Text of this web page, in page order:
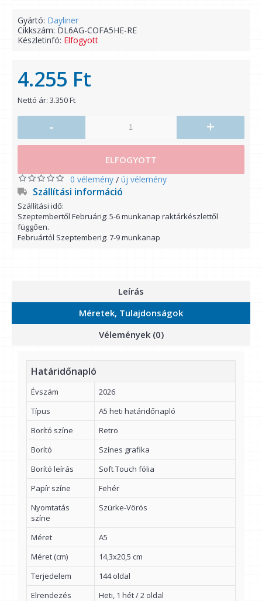
Gyártó: Dayliner
Cikkszám: DL6AG-COFA5HE-RE
Készletinfó: Elfogyott
4.255 Ft
Nettó ár: 3.350 Ft
- +
ELFOGYOTT
0 vélemény / új vélemény
Szállítási információ
Szállítási idő:
Szeptembertől Februárig: 5-6 munkanap raktárkészlettől
függően.
Februártól Szeptemberig: 7-9 munkanap
Leírás
Méretek, Tulajdonságok
Vélemények (0)
Határidőnapló
Évszám
2026
Típus
A5 heti határidőnapló
Borító színe
Retro
Borító
Színes grafika
Borító leírás
Soft Touch fólia
Papír színe
Fehér
Nyomtatás
színe
Szürke-Vörös
Méret
A5
Méret (cm)
14,3x20,5 cm
Terjedelem
144 oldal
Elrendezés
Heti, 1 hét / 2 oldal